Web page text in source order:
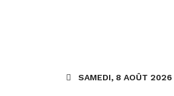
SAMEDI, 8 AOÛT